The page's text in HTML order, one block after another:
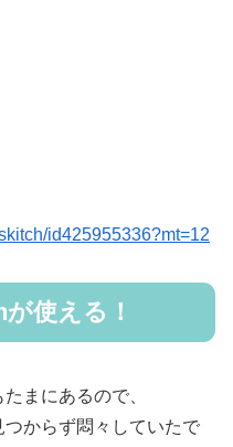
id425955336?mt=12
使える！
まにあるので、
からず悶々していたで